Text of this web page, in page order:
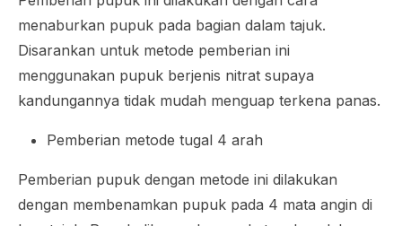
menaburkan pupuk pada bagian dalam tajuk.
Disarankan untuk metode pemberian ini
menggunakan pupuk berjenis nitrat supaya
kandungannya tidak mudah menguap terkena panas.
Pemberian metode tugal 4 arah
Pemberian pupuk dengan metode ini dilakukan
dengan membenamkan pupuk pada 4 mata angin di